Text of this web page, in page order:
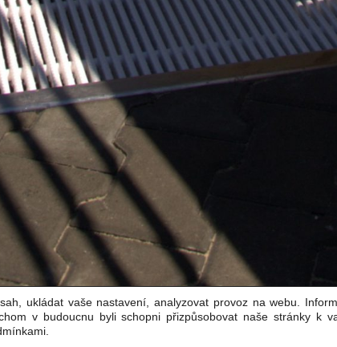
ukládat vaše nastavení, analyzovat provoz na webu.
v budoucnu byli schopni přizpůsobovat naše stránky k